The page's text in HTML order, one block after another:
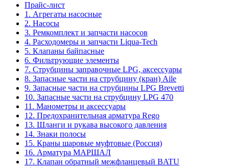
Прайс-лист
1. Агрегаты насосные
2. Насосы
3. Ремкомплект и запчасти насосов
4. Расходомеры и запчасти Liqua-Tech
5. Клапаны байпасные
6. Фильтрующие элементы
7. Струбцины заправочные LPG, аксессуары
8. Запасные части на струбцину (кран) Aile
9. Запасные части на струбцины LPG Brevetti
10. Запасные части на струбцину LPG 470
11. Манометры и аксессуары
12. Предохранительная арматура Rego
13. Шланги и рукава высокого давления
14. Знаки полосы
15. Краны шаровые муфтовые (Россия)
16. Арматура МАРШАЛ
17. Клапан обратный межфланцевый BATU